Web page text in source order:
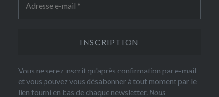
Vous ne serez inscrit qu'après confirmation par e-mail
et vous pouvez vous désabonner à tout moment par le
lien fourni en bas de chaque newsletter. Nous